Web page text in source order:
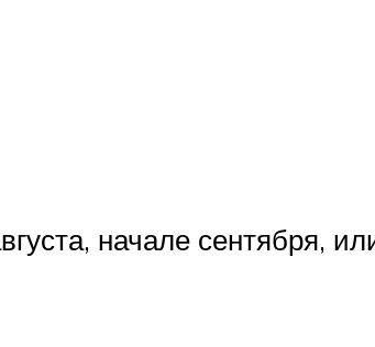
начале сентября,